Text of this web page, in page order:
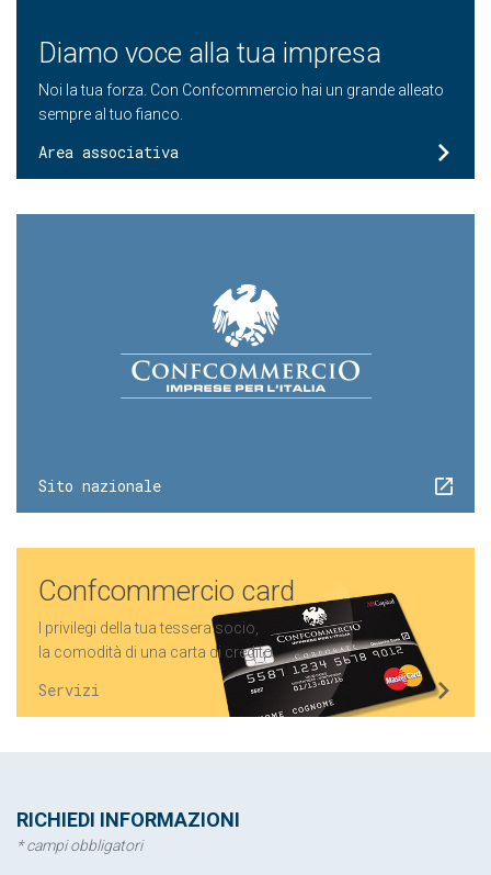
Diamo voce alla tua impresa
Noi la tua forza. Con Confcommercio hai un grande alleato
sempre al tuo fianco.
Area associativa
Sito nazionale
Confcommercio card
I privilegi della tua tessera socio,
la comodità di una carta di credito.
Servizi
RICHIEDI INFORMAZIONI
* campi obbligatori